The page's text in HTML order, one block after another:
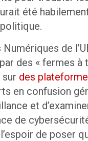
été
de
des « fermes à
des
en confusion
et
de
de poser